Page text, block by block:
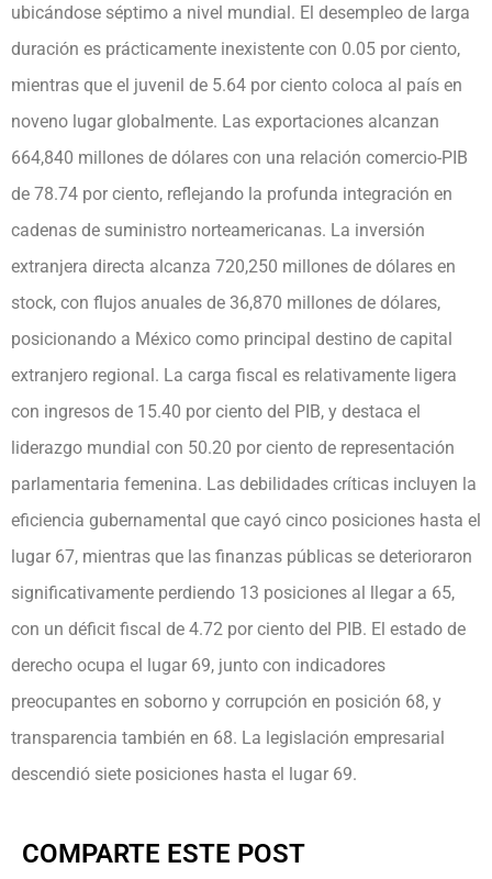
ubicándose séptimo a nivel mundial. El desempleo de larga
duración es prácticamente inexistente con 0.05 por ciento,
mientras que el juvenil de 5.64 por ciento coloca al país en
noveno lugar globalmente. Las exportaciones alcanzan
664,840 millones de dólares con una relación comercio-PIB
de 78.74 por ciento, reflejando la profunda integración en
cadenas de suministro norteamericanas. La inversión
extranjera directa alcanza 720,250 millones de dólares en
stock, con flujos anuales de 36,870 millones de dólares,
posicionando a México como principal destino de capital
extranjero regional. La carga fiscal es relativamente ligera
con ingresos de 15.40 por ciento del PIB, y destaca el
liderazgo mundial con 50.20 por ciento de representación
parlamentaria femenina. Las debilidades críticas incluyen la
eficiencia gubernamental que cayó cinco posiciones hasta el
lugar 67, mientras que las finanzas públicas se deterioraron
significativamente perdiendo 13 posiciones al llegar a 65,
con un déficit fiscal de 4.72 por ciento del PIB. El estado de
derecho ocupa el lugar 69, junto con indicadores
preocupantes en soborno y corrupción en posición 68, y
transparencia también en 68. La legislación empresarial
descendió siete posiciones hasta el lugar 69.
COMPARTE ESTE POST